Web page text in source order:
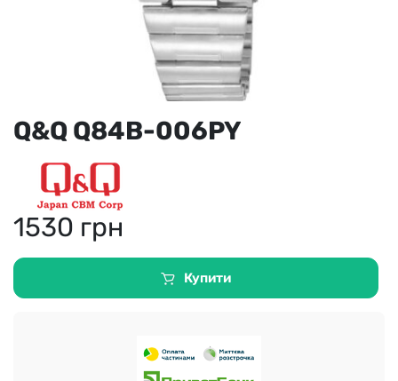
Q&Q Q84B-006PY
1530 грн
Купити